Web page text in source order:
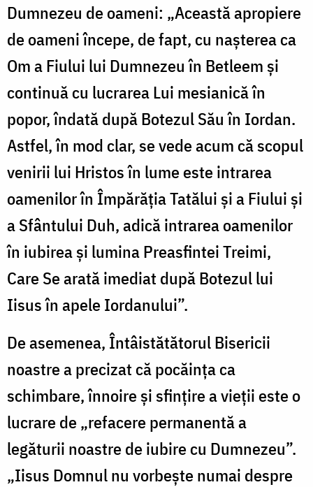
Dumnezeu de oameni: „Această apropiere
de oameni începe, de fapt, cu nașterea ca
Om a Fiului lui Dumnezeu în Betleem și
continuă cu lucrarea Lui mesianică în
popor, îndată după Botezul Său în Iordan.
Astfel, în mod clar, se vede acum că scopul
venirii lui Hristos în lume este intrarea
oamenilor în Împărăția Tatălui și a Fiului și
a Sfântului Duh, adică intrarea oamenilor
în iubirea și lumina Preasfintei Treimi,
Care Se arată imediat după Botezul lui
Iisus în apele Iordanului”.
De asemenea, Întâistătătorul Bisericii
noastre a precizat că pocăința ca
schimbare, înnoire și sfințire a vieţii este o
lucrare de „refacere permanentă a
legăturii noastre de iubire cu Dumnezeu”.
„Iisus Domnul nu vorbește numai despre